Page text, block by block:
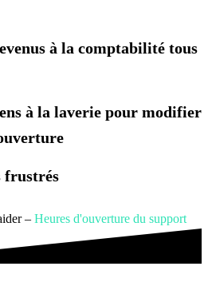
à la comptabilité tous
à la laverie pour modifier
frustrés
– Heures d'ouverture du support